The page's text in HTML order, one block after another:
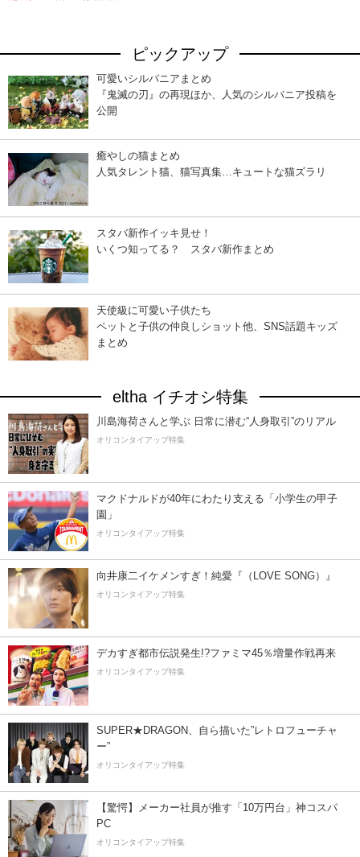
ピックアップ
可愛いシルバニアまとめ
『鬼滅の刃』の再現ほか、人気のシルバニア投稿を
公開
癒やしの猫まとめ
人気タレント猫、猫写真集…キュートな猫ズラリ
スタバ新作イッキ見せ！
いくつ知ってる？ スタバ新作まとめ
天使級に可愛い子供たち
ペットと子供の仲良しショット他、SNS話題キッズ
まとめ
eltha イチオシ特集
川島海荷さんと学ぶ 日常に潜む“人身取引”のリアル
オリコンタイアップ特集
マクドナルドが40年にわたり支える「小学生の甲子
園」
オリコンタイアップ特集
向井康二イケメンすぎ！純愛『（LOVE SONG）』
オリコンタイアップ特集
デカすぎ都市伝説発生!?ファミマ45％増量作戦再来
オリコンタイアップ特集
SUPER★DRAGON、自ら描いた”レトロフューチャ
ー”
オリコンタイアップ特集
【驚愕】メーカー社員が推す「10万円台」神コスパ
PC
オリコンタイアップ特集